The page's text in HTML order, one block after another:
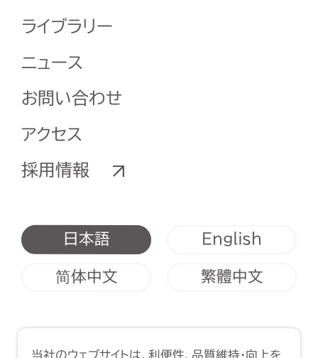
ライブラリー
ニュース
お問い合わせ
アクセス
採用情報
日本語 English
简体中文 繁體中文
当社のウェブサイトは、利便性、品質維持・向上を